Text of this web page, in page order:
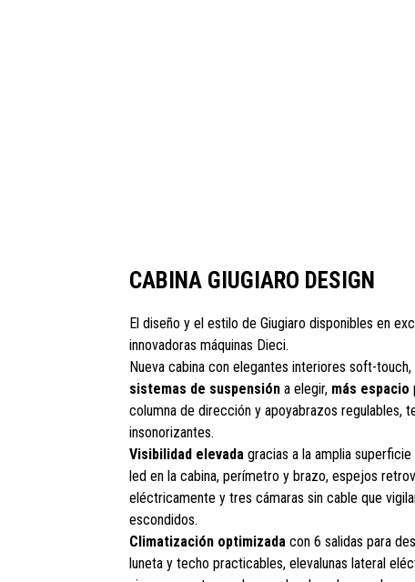
CABINA GIUGIARO DESIGN
El diseño y el estilo de Giugiaro disponibles en
innovadoras máquinas Dieci.
Nueva cabina con elegantes interiores soft-
sistemas de suspensióna elegir, más espacio
columna de dirección y apoyabrazos regulables,
insonorizantes.
Visibilidad elevadagracias a la amplia
led en la cabina, perímetro y brazo, espejos
eléctricamente y tres cámaras sin cable que
escondidos.
Climatización optimizadacon 6 salidas para
luneta y techo practicables, elevalunas lateral